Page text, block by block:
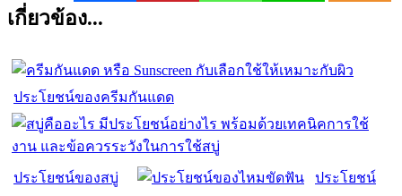
เกี่ยวข้อง...
ประโยชน์ของครีมกันแดด
ประโยชน์ของสบู่ ประโยชน์